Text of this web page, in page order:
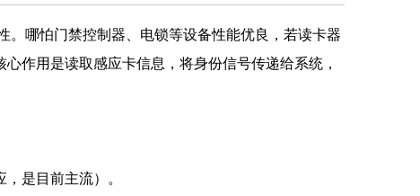
。哪怕门禁控制器、电锁等设备性能优良，若读卡器
作用是读取感应卡信息，将身份信号传递给系统，
是目前主流）。